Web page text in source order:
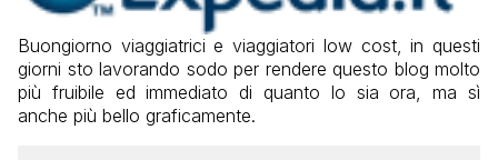
Buongiorno viaggiatrici e viaggiatori low cost, in questi
giorni sto lavorando sodo per rendere questo blog molto
più fruibile ed immediato di quanto lo sia ora, ma sì
anche più bello graficamente.